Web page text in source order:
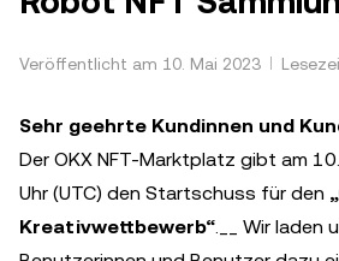
Veröffentlicht am 10. Mai 2023
Sehr geehrte Kundinnen und
Der OKX NFT-Marktplatz gibt am
Uhr (UTC) den Startschuss für den
Kreativwettbewerb“.__ Wir laden